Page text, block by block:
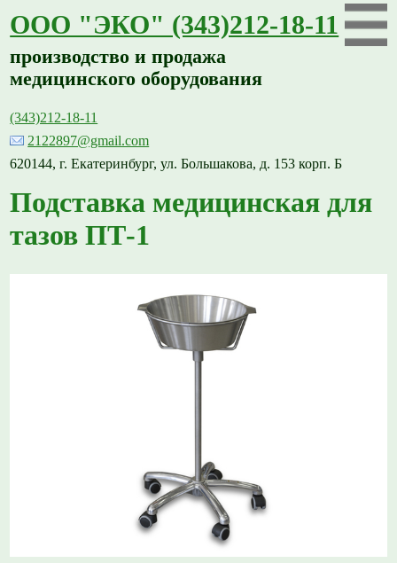
ООО "ЭКО" (343)212-18-11
производство и продажа
медицинского оборудования
(343)212-18-11
2122897@gmail.com
620144, г. Екатеринбург, ул. Большакова, д. 153 корп. Б
Подставка медицинская для
тазов ПТ-1